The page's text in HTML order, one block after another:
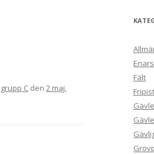
C den 2 maj,
Fält